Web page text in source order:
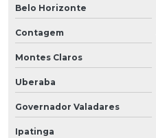
Belo Horizonte
Contagem
Montes Claros
Uberaba
Governador Valadares
Ipatinga